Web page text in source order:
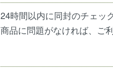
24時間以内に同封のチェッ
商品に問題がなければ、ご